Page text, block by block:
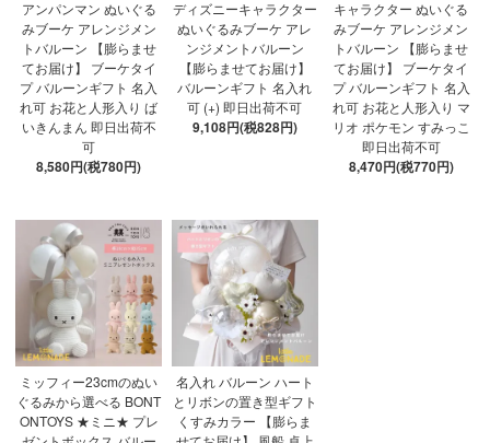
アンパンマン ぬいぐる
みブーケ アレンジメン
トバルーン 【膨らませ
てお届け】 ブーケタイ
プ バルーンギフト 名入
れ可 お花と人形入り ば
いきんまん 即日出荷不
可
8,580円(税780円)
ディズニーキャラクター
ぬいぐるみブーケ アレ
ンジメントバルーン
【膨らませてお届け】
バルーンギフト 名入れ
可 (+) 即日出荷不可
9,108円(税828円)
キャラクター ぬいぐる
みブーケ アレンジメン
トバルーン 【膨らませ
てお届け】 ブーケタイ
プ バルーンギフト 名入
れ可 お花と人形入り マ
リオ ポケモン すみっこ
即日出荷不可
8,470円(税770円)
ミッフィー23cmのぬい
ぐるみから選べる BONT
ONTOYS ★ミニ★ プレ
名入れ バルーン ハート
とリボンの置き型ギフト
くすみカラー 【膨らま